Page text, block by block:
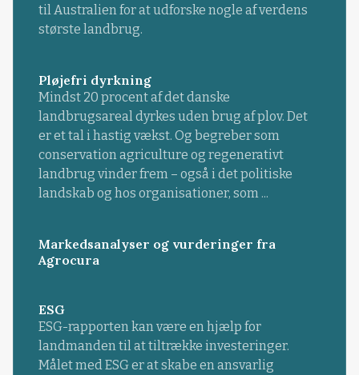
til Australien for at udforske nogle af verdens
største landbrug.
Pløjefri dyrkning
Mindst 20 procent af det danske
landbrugsareal dyrkes uden brug af plov. Det
er et tal i hastig vækst. Og begreber som
conservation agriculture og regenerativt
landbrug vinder frem – også i det politiske
landskab og hos organisationer, som ...
Markedsanalyser og vurderinger fra
Agrocura
ESG
ESG-rapporten kan være en hjælp for
landmanden til at tiltrække investeringer.
Målet med ESG er at skabe en ansvarlig